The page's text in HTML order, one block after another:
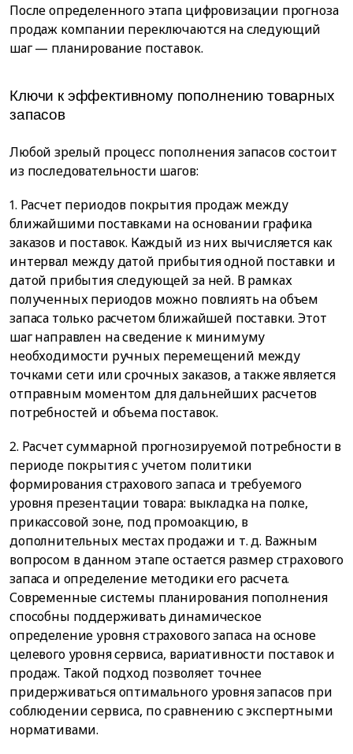
После определенного этапа цифровизации прогноза
продаж компании переключаются на следующий
шаг — планирование поставок.
Ключи к эффективному пополнению товарных
запасов
Любой зрелый процесс пополнения запасов состоит
из последовательности шагов:
1. Расчет периодов покрытия продаж между
ближайшими поставками на основании графика
заказов и поставок. Каждый из них вычисляется как
интервал между датой прибытия одной поставки и
датой прибытия следующей за ней. В рамках
полученных периодов можно повлиять на объем
запаса только расчетом ближайшей поставки. Этот
шаг направлен на сведение к минимуму
необходимости ручных перемещений между
точками сети или срочных заказов, а также является
отправным моментом для дальнейших расчетов
потребностей и объема поставок.
2. Расчет суммарной прогнозируемой потребности в
периоде покрытия с учетом политики
формирования страхового запаса и требуемого
уровня презентации товара: выкладка на полке,
прикассовой зоне, под промоакцию, в
дополнительных местах продажи и т. д. Важным
вопросом в данном этапе остается размер страхового
запаса и определение методики его расчета.
Современные системы планирования пополнения
способны поддерживать динамическое
определение уровня страхового запаса на основе
целевого уровня сервиса, вариативности поставок и
продаж. Такой подход позволяет точнее
придерживаться оптимального уровня запасов при
соблюдении сервиса, по сравнению с экспертными
нормативами.